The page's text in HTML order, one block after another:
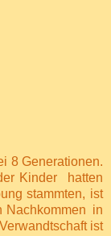
8 Generationen.
Kinder
hatten
stammten, ist
Nachkommen in
ist